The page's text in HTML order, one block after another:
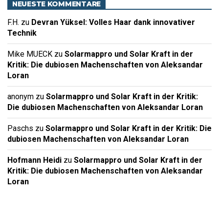
NEUESTE KOMMENTARE
F.H. zu Devran Yüksel: Volles Haar dank innovativer
Technik
Mike MUECK zu Solarmappro und Solar Kraft in der
Kritik: Die dubiosen Machenschaften von Aleksandar
Loran
anonym zu Solarmappro und Solar Kraft in der Kritik:
Die dubiosen Machenschaften von Aleksandar Loran
Paschs zu Solarmappro und Solar Kraft in der Kritik: Die
dubiosen Machenschaften von Aleksandar Loran
Hofmann Heidi zu Solarmappro und Solar Kraft in der
Kritik: Die dubiosen Machenschaften von Aleksandar
Loran